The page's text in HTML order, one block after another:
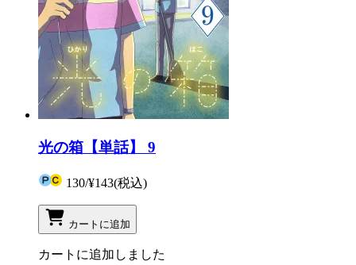
光の箱【単話】 9
130/¥143(税込)
カートに追加
カートに追加しました